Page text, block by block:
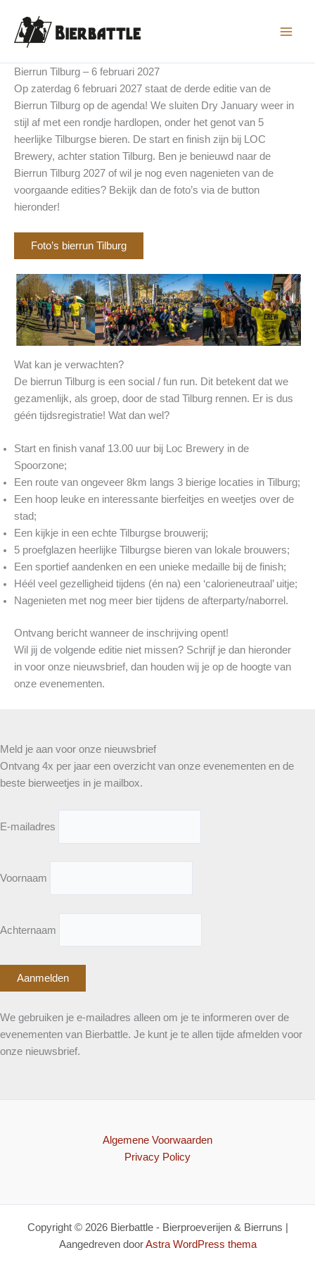
naar
Bierrun Tilburg – 6 februari 2027
Op zaterdag 6 februari 2027 staat de derde editie van de
Bierrun Tilburg op de agenda! We sluiten Dry January weer in
stijl af met een rondje hardlopen, onder het genot van 5
heerlijke Tilburgse bieren. De start en finish zijn bij LOC
Brewery, achter station Tilburg. Ben je benieuwd naar de
Bierrun Tilburg 2027 of wil je nog even nagenieten van de
voorgaande edities? Bekijk dan de foto’s via de button
hieronder!
Foto’s bierrun Tilburg
Wat kan je verwachten?
De bierrun Tilburg is een social / fun run. Dit betekent dat we
gezamenlijk, als groep, door de stad Tilburg rennen. Er is dus
géén tijdsregistratie! Wat dan wel?
Start en finish vanaf 13.00 uur bij Loc Brewery in de
Spoorzone;
Een route van ongeveer 8km langs 3 bierige locaties in Tilburg;
Een hoop leuke en interessante bierfeitjes en weetjes over de
stad;
Een kijkje in een echte Tilburgse brouwerij;
5 proefglazen heerlijke Tilburgse bieren van lokale brouwers;
Een sportief aandenken en een unieke medaille bij de finish;
Héél veel gezelligheid tijdens (én na) een ‘calorieneutraal’ uitje;
Nagenieten met nog meer bier tijdens de afterparty/naborrel.
Ontvang bericht wanneer de inschrijving opent!
Wil jij de volgende editie niet missen? Schrijf je dan hieronder
in voor onze nieuwsbrief, dan houden wij je op de hoogte van
onze evenementen.
Meld je aan voor onze nieuwsbrief
Ontvang 4x per jaar een overzicht van onze evenementen en de
beste bierweetjes in je mailbox.
E-mailadres
Voornaam
Achternaam
We gebruiken je e-mailadres alleen om je te informeren over de
evenementen van Bierbattle. Je kunt je te allen tijde afmelden voor
onze nieuwsbrief.
Algemene Voorwaarden
Privacy Policy
Copyright © 2026 Bierbattle - Bierproeverijen & Bierruns |
Aangedreven doorAstra WordPress thema